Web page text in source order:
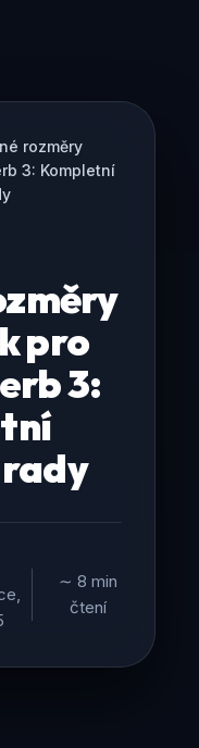
rozměry
3: Kompletní
pro
3:
∼ 8 min
čtení